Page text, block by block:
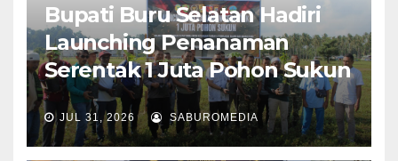
Bupati Buru Selatan Hadiri
Launching Penanaman
Serentak 1 Juta Pohon Sukun
JUL 31, 2026 SABUROMEDIA
AMBON METRO JURNALISME AKTIVIS
POLITIK & PEMERINTAHAN